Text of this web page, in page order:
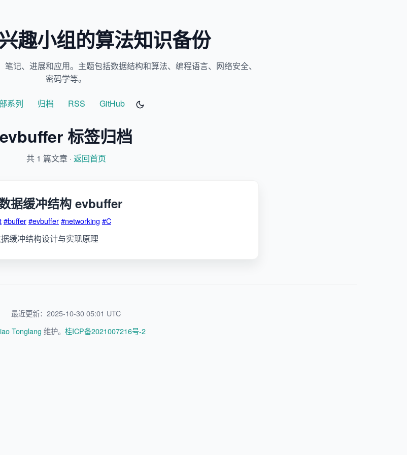
趣小组的算法知识备份
记、进展和应用。主题包括数据结构和算法、编程语言、网络安全、
密码学等。
系列 归档 RSS GitHub
evbuffer 标签归档
共 1 篇文章 · 返回首页
据缓冲结构 evbuffer
#buffer#evbuffer#networking #C
缓冲结构设计与实现原理
最近更新：2025-10-30 05:01 UTC
Tonglang 维护。 桂ICP备2021007216号-2